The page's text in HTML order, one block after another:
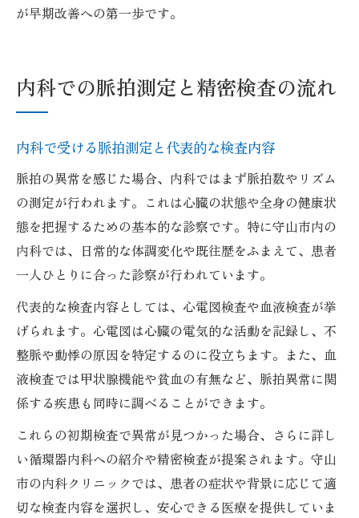
が早期改善への第一歩です。
内科での脈拍測定と精密検査の流れ
内科で受ける脈拍測定と代表的な検査内容
脈拍の異常を感じた場合、内科ではまず脈拍数やリズム
の測定が行われます。これは心臓の状態や全身の健康状
態を把握するための基本的な診察です。特に守山市内の
内科では、日常的な体調変化や既往歴をふまえて、患者
一人ひとりに合った診察が行われています。
代表的な検査内容としては、心電図検査や血液検査が挙
げられます。心電図は心臓の電気的な活動を記録し、不
整脈や動悸の原因を特定するのに役立ちます。また、血
液検査では甲状腺機能や貧血の有無など、脈拍異常に関
係する疾患も同時に調べることができます。
これらの初期検査で異常が見つかった場合、さらに詳し
い循環器内科への紹介や精密検査が提案されます。守山
市の内科クリニックでは、患者の症状や背景に応じて適
切な検査内容を選択し、安心できる医療を提供していま